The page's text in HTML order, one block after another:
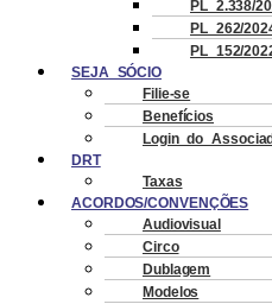
PL 2.338/
PL 262/
PL 152/
SEJA SÓCIO
Filie-se
Benefícios
Login do
DRT
Taxas
ACORDOS/CONVENÇÕES
Audiovisual
Circo
Dublagem
Modelos